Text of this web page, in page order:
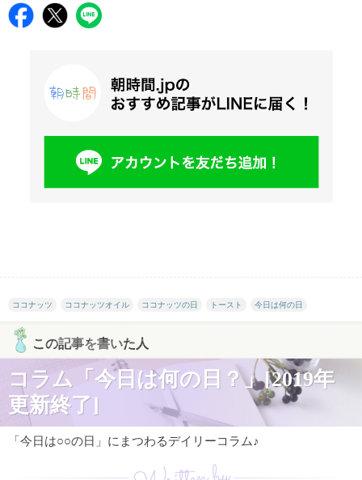
ココナッツ ココナッツオイル ココナッツの日 トースト 今日は何の日
この記事を書いた人
コラム「今日は何の日？」[2019年
更新終了]
「今日は○○の日」にまつわるデイリーコラム♪